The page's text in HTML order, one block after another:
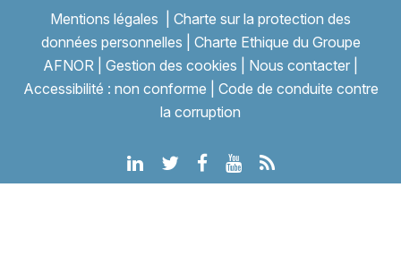
Mentions légales
Charte sur la protection des
données personnelles
Charte Ethique du Groupe
AFNOR
Gestion des cookies Nous contacter
Accessibilité : non conforme
Code de conduite contre
la corruption